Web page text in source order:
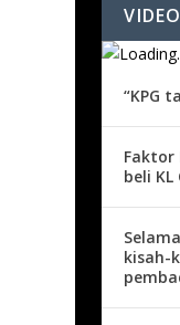
“KPG
Faktor
beli KL
kisah-